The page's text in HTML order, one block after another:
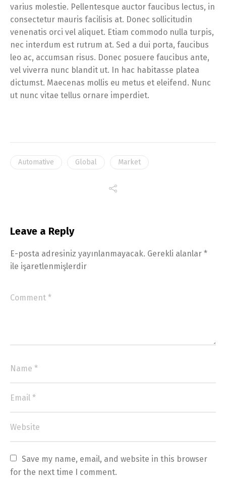
varius molestie. Pellentesque auctor faucibus lectus, in
consectetur mauris facilisis at. Donec sollicitudin
venenatis orci vel aliquet. Etiam commodo nulla turpis,
nec interdum est rutrum at. Sed a dui porta, faucibus
leo ac, accumsan risus. Donec posuere faucibus ante,
vel viverra nunc blandit ut. In hac habitasse platea
dictumst. Maecenas mollis eu metus et eleifend. Nunc
ut nunc vitae tellus ornare imperdiet.
Automative Global Market
Leave a Reply
E-posta adresiniz yayınlanmayacak. Gerekli alanlar *
ile işaretlenmişlerdir
Save my name, email, and website in this browser
for the next time I comment.